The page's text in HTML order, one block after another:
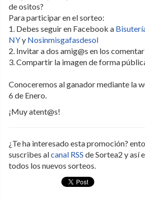
de ositos?
Para participar en el sorteo:
1. Debes seguir en Facebook a
NYy Nosinmisgafasdesol
2. Invitar a dos amig@s en los
3. Compartir la imagen de forma
Conoceremos al ganador mediante la
6 de Enero.
¡Muy atent@s!
¿Te ha interesado esta promoción?
suscribes alcanal RSS de Sortea2 y así
todos los nuevos sorteos.